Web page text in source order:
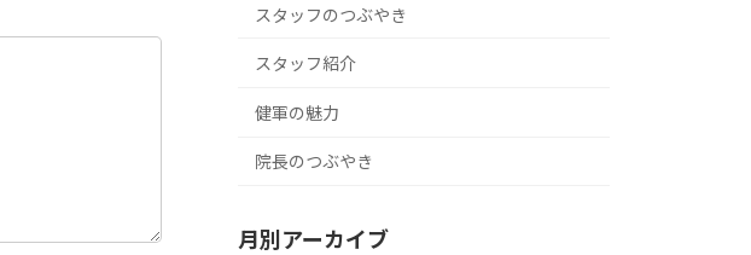
スタッフのつぶやき
スタッフ紹介
健軍の魅力
院長のつぶやき
月別アーカイブ